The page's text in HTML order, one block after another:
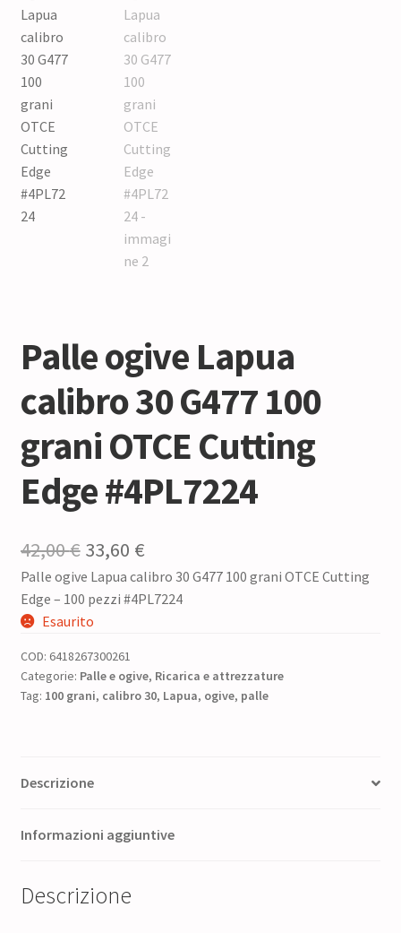
Palle ogive Lapua
calibro 30 G477 100
grani OTCE Cutting
Edge #4PL7224
42,00€ Il
prezzo
originale
42,00 €.
33,60 €Il
prezzo
attuale
33,60 €.
Palle ogive Lapua calibro 30 G477 100 grani OTCE Cutting
Edge – 100 pezzi #4PL7224
Esaurito
COD: 6418267300261
Categorie: Palle e ogive, Ricarica e attrezzature
Tag: 100 grani, calibro 30, Lapua, ogive, palle
Descrizione
Informazioni aggiuntive
Descrizione